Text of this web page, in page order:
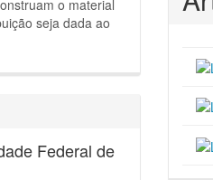
o material
seja dada ao
Federal de